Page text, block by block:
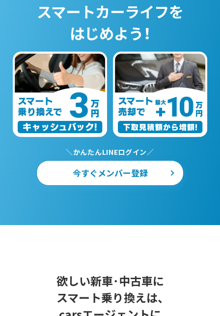
スマートカーライフを
はじめよう！
＼かんたんLINEログイン／
今すぐメンバー登録
欲しい新車･中古車に
スマート乗り換えは、